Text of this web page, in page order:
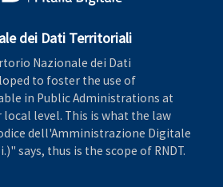
dei Dati Territoriali
Nazionale dei Dati
to foster the use of
in Public Administrations at
level. This is what the law
dell'Amministrazione Digitale
says, thus is the scope of RNDT.